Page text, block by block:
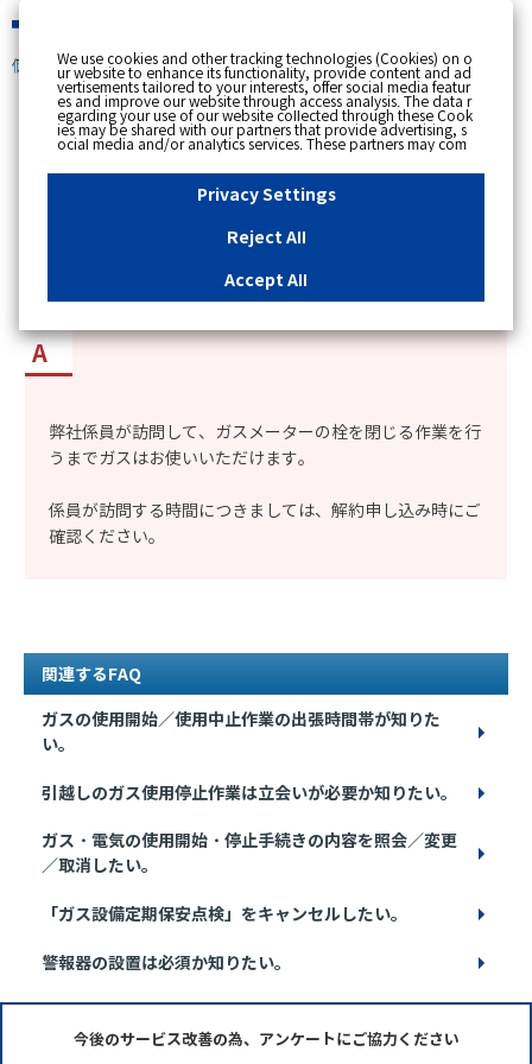
個人のお客さま
[ トップへ戻る ]
カテゴリー表示
更新日時 : 2023/10/05 17:47
ガスの解約（閉栓）を申し込んだが、閉栓日は何
時までガスを使えるか知りたい。
弊社係員が訪問して、ガスメーターの栓を閉じる作業を行
うまでガスはお使いいただけます。
係員が訪問する時間につきましては、解約申し込み時にご
確認ください。
関連するFAQ
ガスの使用開始／使用中止作業の出張時間帯が知りた
い。
引越しのガス使用停止作業は立会いが必要か知りたい。
ガス・電気の使用開始・停止手続きの内容を照会／変更
／取消したい。
「ガス設備定期保安点検」をキャンセルしたい。
警報器の設置は必須か知りたい。
今後のサービス改善の為、アンケートにご協力ください
We use cookies and other tracking technologies (Cookies) on o
ur website to enhance its functionality, provide content and ad
vertisements tailored to your interests, offer social media featur
es and improve our website through access analysis. The data r
egarding your use of our website collected through these Cook
ies may be shared with our partners that provide advertising, s
ocial media and/or analytics services. These partners may com
bine the data shared by us with other data that you have provi
ded to them or that they have collected from your use of their s
ervices or other websites to analyse and optimise advertisemen
ts delivered to you by businesses other than us on the internet.
essary Cookies, please click "Reject All". If you agree to the use
of all Cookies, please click "Accept All". To select your preferen
u can change your consent or rejection settings at any time by c
"Privacy Settings"button on this banner or through y
our browser's "Settings". For more information regarding the pr
site, please refer to the link below.Cookies DetailsPrivacy Polic
y
Privacy Settings
Reject All
Accept All